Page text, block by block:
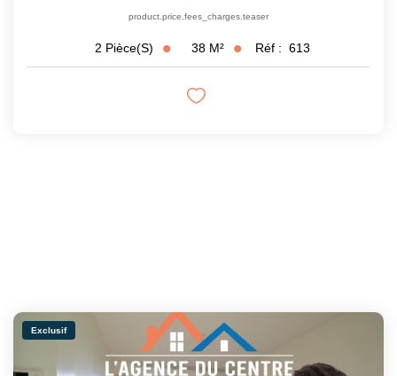
product.price.fees_charges.teaser
2 Pièce(s) 38 M² Réf : 613
Exclusif